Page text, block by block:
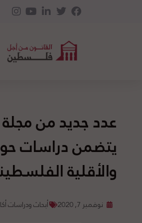
عدد جديد من
يتضمن دراسات
والأقلية
نوفمبر 7, 2020 أبحاث ودراسات